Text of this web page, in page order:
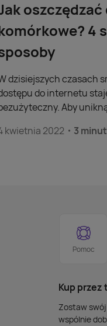
oszczędzać
4
dzisiejszych czasach
do internetu
Aby
Chciałbyś
kwietnia 2022 3
Pomoc
Kup przez
Zostaw
wspólnie